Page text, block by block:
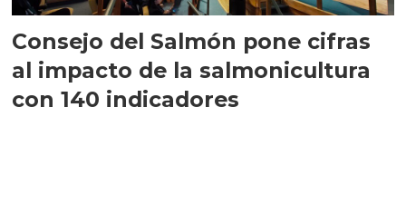
Consejo del Salmón pone cifras
al impacto de la salmonicultura
con 140 indicadores